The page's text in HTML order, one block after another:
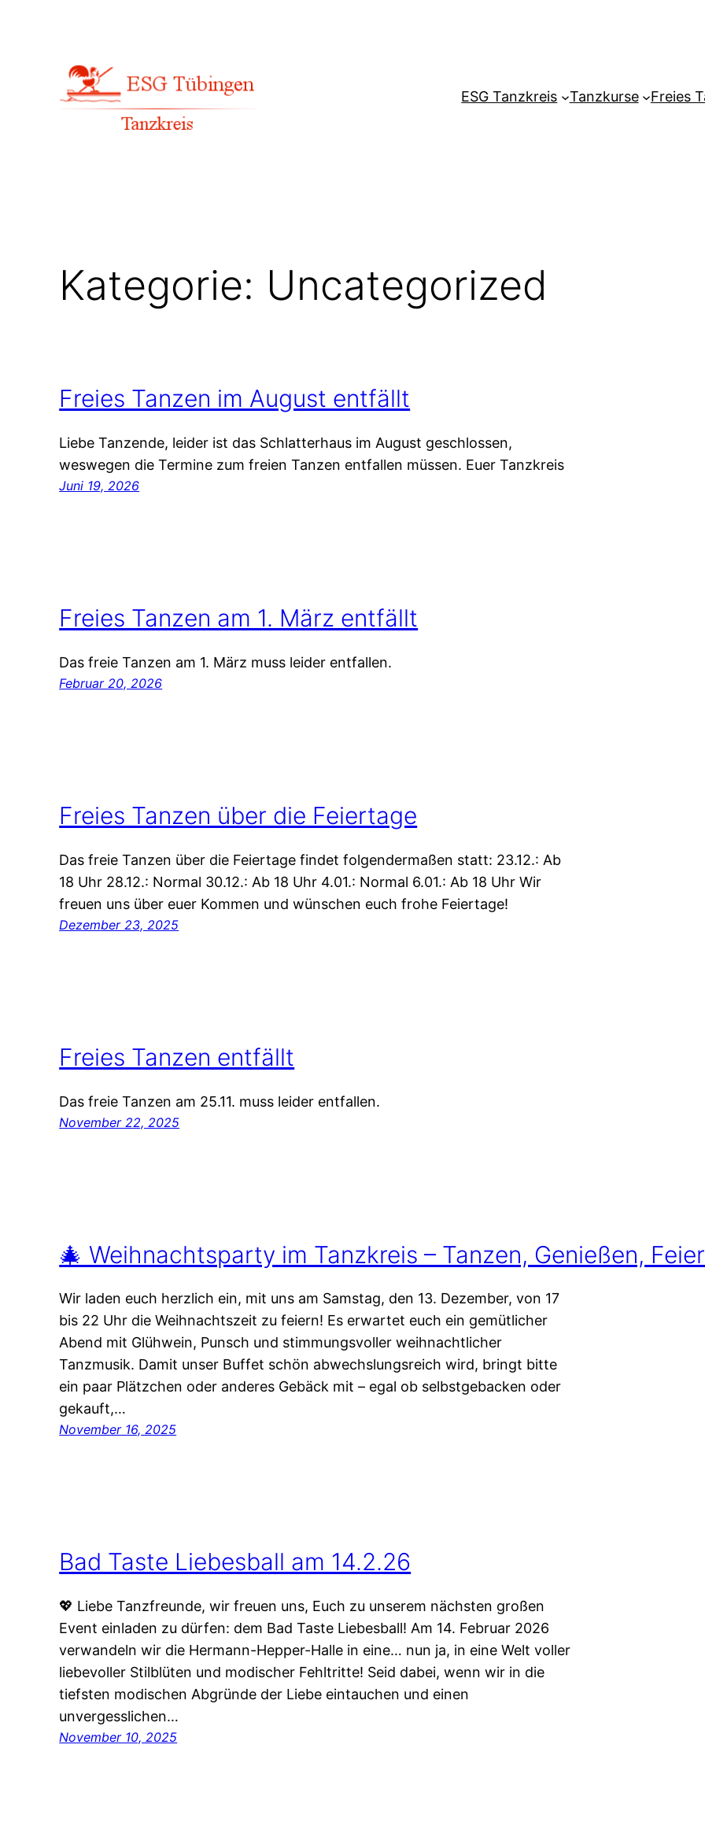
ESG Tanzkreis Tanzkurse Freies
Kategorie: Uncategorized
Freies Tanzen im August entfällt
Liebe Tanzende, leider ist das Schlatterhaus im August geschlossen,
weswegen die Termine zum freien Tanzen entfallen müssen. Euer Tanzkreis
Juni 19, 2026
Freies Tanzen am 1. März entfällt
Das freie Tanzen am 1. März muss leider entfallen.
Februar 20, 2026
Freies Tanzen über die Feiertage
Das freie Tanzen über die Feiertage findet folgendermaßen statt: 23.12.: Ab
18 Uhr 28.12.: Normal 30.12.: Ab 18 Uhr 4.01.: Normal 6.01.: Ab 18 Uhr Wir
freuen uns über euer Kommen und wünschen euch frohe Feiertage!
Dezember 23, 2025
Freies Tanzen entfällt
Das freie Tanzen am 25.11. muss leider entfallen.
November 22, 2025
🎄 Weihnachtsparty im Tanzkreis – Tanzen, Genießen,
Wir laden euch herzlich ein, mit uns am Samstag, den 13. Dezember, von 17
bis 22 Uhr die Weihnachtszeit zu feiern! Es erwartet euch ein gemütlicher
Abend mit Glühwein, Punsch und stimmungsvoller weihnachtlicher
Tanzmusik. Damit unser Buffet schön abwechslungsreich wird, bringt bitte
ein paar Plätzchen oder anderes Gebäck mit – egal ob selbstgebacken oder
gekauft,…
November 16, 2025
Bad Taste Liebesball am 14.2.26
💖 Liebe Tanzfreunde, wir freuen uns, Euch zu unserem nächsten großen
Event einladen zu dürfen: dem Bad Taste Liebesball! Am 14. Februar 2026
verwandeln wir die Hermann-Hepper-Halle in eine… nun ja, in eine Welt voller
liebevoller Stilblüten und modischer Fehltritte! Seid dabei, wenn wir in die
tiefsten modischen Abgründe der Liebe eintauchen und einen
unvergesslichen…
November 10, 2025